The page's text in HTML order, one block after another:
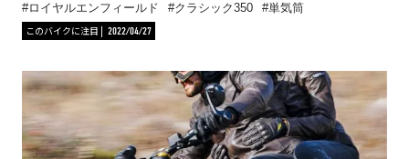
ロイヤルエンフィールド クラシック350
単気筒
このバイクに注目
2022/04/27